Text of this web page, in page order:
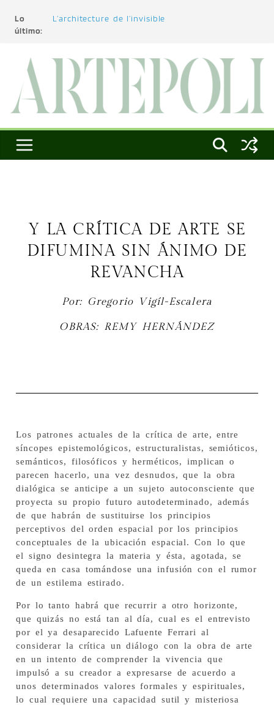
Lo
último:
L’architecture de l’invisible
Utopías de un viajero
Blanca Beatriz Caraballo o el ascenso de la
conciencia
Y LA CRÍTICA DE ARTE SE
DIFUMINA SIN ÁNIMO DE
REVANCHA
Por: Gregorio Vigíl-Escalera
OBRAS: REMY HERNÁNDEZ
Los patrones actuales de la crítica de arte, entre
síncopes epistemológicos, estructuralistas, semióticos,
semánticos, filosóficos y herméticos, implican o
parecen hacerlo, una vez desnudos, que la obra
dialógica se anticipe a un sujeto autoconsciente que
proyecta su propio futuro autodeterminado, además
de que habrán de sustituirse los principios
perceptivos del orden espacial por los principios
conceptuales de la ubicación espacial. Con lo que
el signo desintegra la materia y ésta, agotada, se
queda en casa tomándose una infusión con el rumor
de un estilema estirado.
Por lo tanto habrá que recurrir a otro horizonte,
que quizás no está tan al día, cual es el entrevisto
por el ya desaparecido Lafuente Ferrari al
considerar la crítica un diálogo con la obra de arte
en un intento de comprender la vivencia que
impulsó a su creador a expresarse de acuerdo a
unos determinados valores formales y espirituales,
lo cual requiere una capacidad sutil y misteriosa